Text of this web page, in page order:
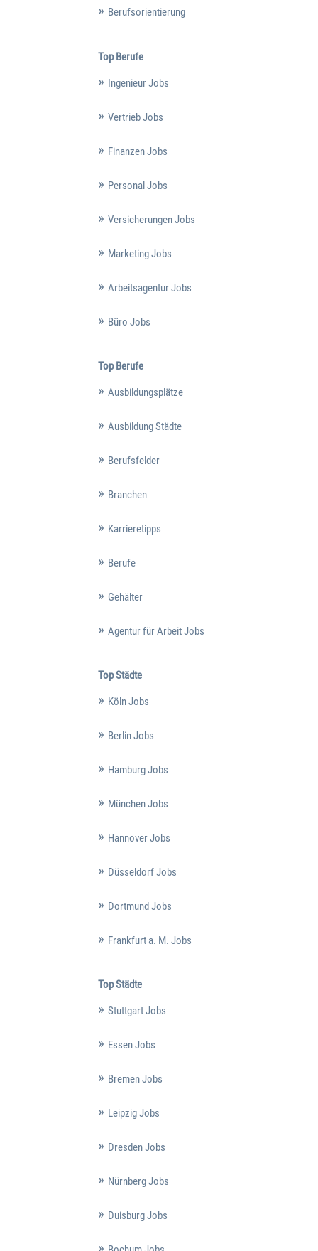
Berufsorientierung
Top Berufe
Ingenieur Jobs
Vertrieb Jobs
Finanzen Jobs
Personal Jobs
Versicherungen Jobs
Marketing Jobs
Arbeitsagentur Jobs
Büro Jobs
Top Berufe
Ausbildungsplätze
Ausbildung Städte
Berufsfelder
Branchen
Karrieretipps
Berufe
Gehälter
Agentur für Arbeit Jobs
Top Städte
Köln Jobs
Berlin Jobs
Hamburg Jobs
München Jobs
Hannover Jobs
Düsseldorf Jobs
Dortmund Jobs
Frankfurt a. M. Jobs
Top Städte
Stuttgart Jobs
Essen Jobs
Bremen Jobs
Leipzig Jobs
Dresden Jobs
Nürnberg Jobs
Duisburg Jobs